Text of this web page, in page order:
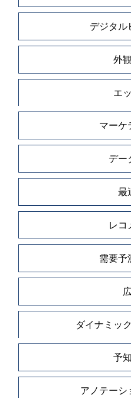
デジタル
外
エ
マーケ
デー
最
レコ
需要予
ダイナミッ
予
アノテーシ